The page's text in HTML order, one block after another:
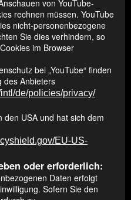
von YouTube-
rechnen müssen. YouTube
nicht-personenbezogene
Sie dies verhindern, so
im Browser
bei „YouTube“ finden
des Anbieters
de/policies/privacy/
USA und hat sich dem
EU-US-
oder erforderlich:
Daten erfolgt
Sofern Sie den